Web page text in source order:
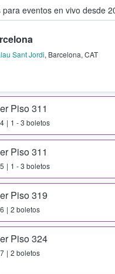
eventos en vivo desde
compran y
Sant Jordi, Barcelona, CAT
Piso 311
1 - 3 boletos
Piso 311
1 - 3 boletos
Piso 319
2 boletos
Piso 324
2 boletos